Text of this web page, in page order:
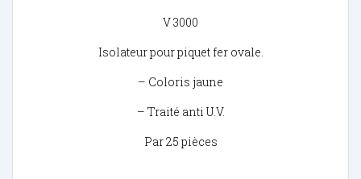
V 3000
Isolateur pour piquet fer ovale.
– Coloris jaune
– Traité anti U.V.
Par 25 pièces